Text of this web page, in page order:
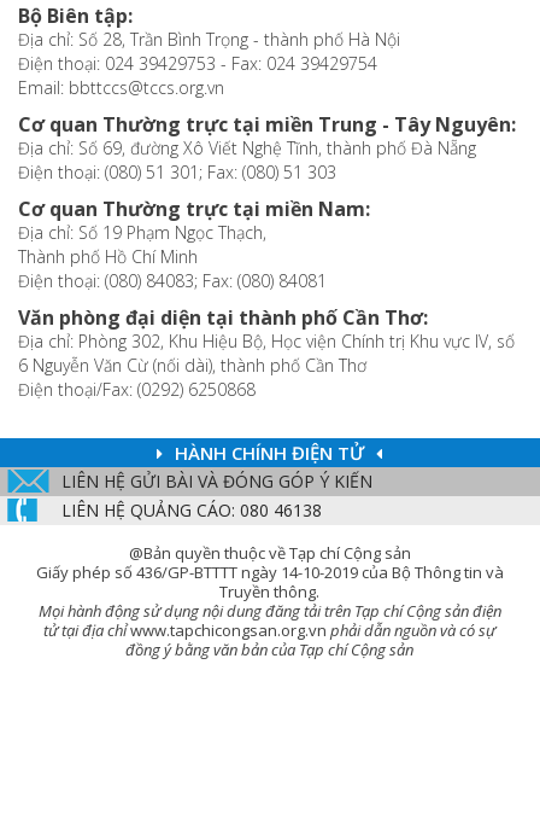
Bộ Biên tập:
Địa chỉ: Số 28, Trần Bình Trọng - thành phố Hà Nội
Điện thoại: 024 39429753 - Fax: 024 39429754
Email: bbttccs@tccs.org.vn
Cơ quan Thường trực tại miền Trung - Tây Nguyên:
Địa chỉ: Số 69, đường Xô Viết Nghệ Tĩnh, thành phố Đà Nẵng
Điện thoại: (080) 51 301; Fax: (080) 51 303
Cơ quan Thường trực tại miền Nam:
Địa chỉ: Số 19 Phạm Ngọc Thạch,
Thành phố Hồ Chí Minh
Điện thoại: (080) 84083; Fax: (080) 84081
Văn phòng đại diện tại thành phố Cần Thơ:
Địa chỉ: Phòng 302, Khu Hiệu Bộ, Học viện Chính trị Khu vực IV, số
6 Nguyễn Văn Cừ (nối dài), thành phố Cần Thơ
Điện thoại/Fax: (0292) 6250868
HÀNH CHÍNH ĐIỆN TỬ
LIÊN HỆ GỬI BÀI VÀ ĐÓNG GÓP Ý KIẾN
LIÊN HỆ QUẢNG CÁO: 080 46138
@Bản quyền thuộc về Tạp chí Cộng sản
Giấy phép số 436/GP-BTTTT ngày 14-10-2019 của Bộ Thông tin và
Truyền thông.
Mọi hành động sử dụng nội dung đăng tải trên Tạp chí Cộng sản điện
tử tại địa chỉwww.tapchicongsan.org.vnphải dẫn nguồn và có sự
đồng ý bằng văn bản của Tạp chí Cộng sản